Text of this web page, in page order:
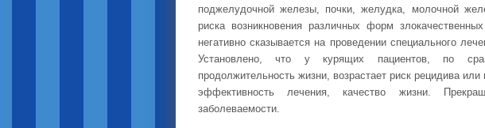
поджелудочной железы, почки, желудка, молочной
риска возникновения различных форм
негативно сказывается на проведении специального
Установлено, что у курящих пациентов, по
продолжительность жизни, возрастает риск рецидива
эффективность лечения, качество жизни.
заболеваемости.